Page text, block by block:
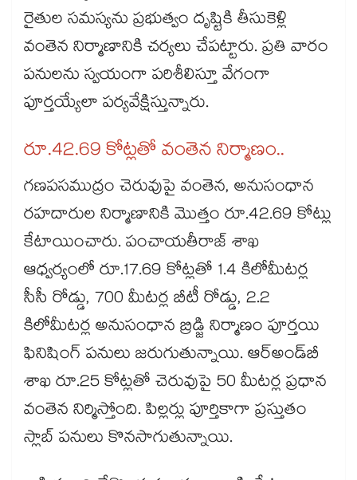
రైతుల సమస్యను ప్రభుత్వం దృష్టికి తీసుకెళ్లి
వంతెన నిర్మాణానికి చర్యలు చేపట్టారు. ప్రతి వారం
పనులను స్వయంగా పరిశీలిస్తూ వేగంగా
పూర్తయ్యేలా పర్యవేక్షిస్తున్నారు.
రూ.42.69 కోట్లతో వంతెన నిర్మాణం..
గణపసముద్రం చెరువుపై వంతెన, అనుసంధాన
రహదారుల నిర్మాణానికి మొత్తం రూ.42.69 కోట్లు
కేటాయించారు. పంచాయతీరాజ్ శాఖ
ఆధ్వర్యంలో రూ.17.69 కోట్లతో 1.4 కిలోమీటర్ల
సీసీ రోడ్డు, 700 మీటర్ల బీటీ రోడ్డు, 2.2
కిలోమీటర్ల అనుసంధాన బ్రిడ్జి నిర్మాణం పూర్తయి
ఫినిషింగ్ పనులు జరుగుతున్నాయి. ఆర్‌‌‌‌‌‌‌‌‌‌‌‌‌‌‌‌అండ్‌‌‌‌‌‌‌‌‌‌‌‌‌‌‌‌బీ
శాఖ రూ.25 కోట్లతో చెరువుపై 50 మీటర్ల ప్రధాన
వంతెన నిర్మిస్తోంది. పిల్లర్లు పూర్తికాగా ప్రస్తుతం
స్లాబ్ పనులు కొనసాగుతున్నాయి.